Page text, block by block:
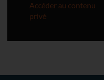
Accéder au contenu
privé